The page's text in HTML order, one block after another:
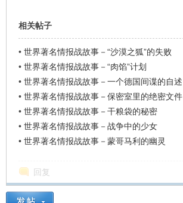
相关帖子
• 世界著名情报战故事－“沙漠之狐”的失败
• 世界著名情报战故事－“肉馅”计划
• 世界著名情报战故事－一个德国间谍的自述
• 世界著名情报战故事－保密室里的绝密文件
• 世界著名情报战故事－干粮袋的秘密
• 世界著名情报战故事－战争中的少女
• 世界著名情报战故事－蒙哥马利的幽灵
回复